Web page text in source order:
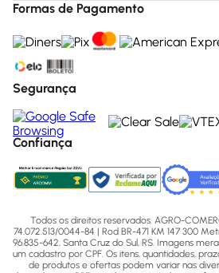
Formas de Pagamento
Segurança
Confiança
Todos os direitos reservados. AGRO-
74.072.513/0044-84 | Rod BR-471 KM 147 300
96.835-642, Santa Cruz do Sul, RS. Imagens
um cadastro por CPF. Os itens, quantidades,
de produtos e ofertas podem variar nas